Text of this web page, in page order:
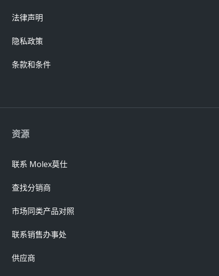
资源
联系 Molex莫仕
查找分销商
市场同类产品对照
联系销售办事处
供应商
法律声明
隐私政策
条款和条件